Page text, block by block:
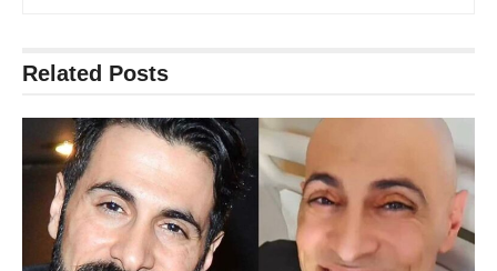
Related Posts